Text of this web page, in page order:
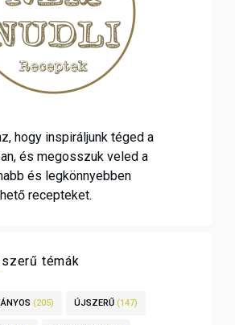
hogy inspiráljunk téged a
és megosszuk veled a
és legkönnyebben
recepteket.
témák
(205) ÚJSZERŰ (147)